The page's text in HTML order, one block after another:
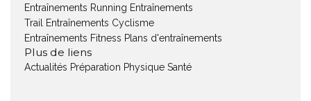
Entraînements Running Entraînements
Trail
Entraînements Cyclisme
Entraînements Fitness Plans d'entraînements
Plus de liens
Actualités Préparation Physique Santé